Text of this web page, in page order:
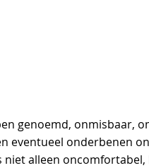
genoemd, onmisbaar,
eventueel onderbenen
alleen